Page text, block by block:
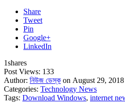
Share
Tweet
Pin
Google+
LinkedIn
1shares
Post Views: 133
Author: নিউজ ডেস্ক on August 29, 2018
Categories: Technology News
Tags: Download Windows, internet